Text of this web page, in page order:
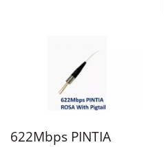
622Mbps PINTIA